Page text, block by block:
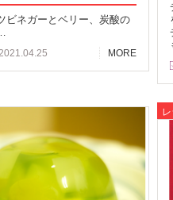
ビネガーとベリー、炭酸の
MORE